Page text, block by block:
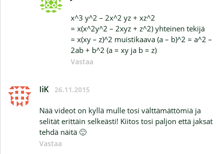
x^3 y^2 – 2x^2 yz + xz^2
= x(x^2y^2 – 2xyz + z^2) yhteinen tekijä
= x(xy – z)^2 muistikaava (a – b)^2 = a^2 –
2ab + b^2 (a = xy ja b = z)
Vastaa
IiK 26.11.2015
Nää videot on kyllä mulle tosi välttämättömiä ja
selität erittäin selkeästi! Kiitos tosi paljon että jaksat
tehdä näitä 🙂
Vastaa